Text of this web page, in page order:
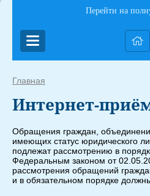
Перейти на
Главная
Интернет-
Обращения граждан,
имеющих статус юридического
подлежат рассмотрению в
Федеральным законом от
рассмотрения обращений
и в обязательном порядке